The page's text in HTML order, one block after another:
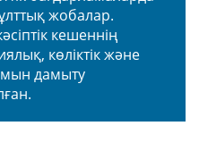
жобалар.
кешеннің
көліктік және
дамыту